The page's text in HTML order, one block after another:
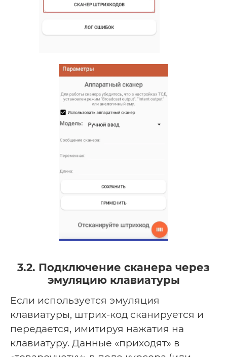
3.2. Подключение сканера через
эмуляцию клавиатуры
Если используется эмуляция
клавиатуры, штрих-код сканируется и
передается, имитируя нажатия на
клавиатуру. Данные «приходят» в